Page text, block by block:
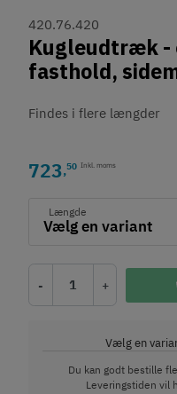
420.76.420
Kugleudtræk -
fasthold,
Findes i flere længder
723,50 Inkl. moms
Længde
- +
Vælg en
Du kan godt bestille
Leveringstiden vil